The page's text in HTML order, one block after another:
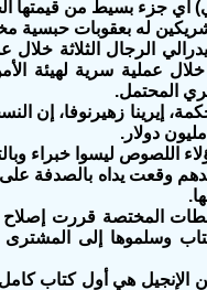
له بعقوبات حبسية
الرجال الثلاثة خلال
عملية سرية لهيئة
المحتمل.
إيرينا زهيرنوفا، إن
اللصوص ليسوا خبراء
وقعت يداه بالصدفة على
المختصة قررت
وسلموها إلى
هي أول كتاب كامل